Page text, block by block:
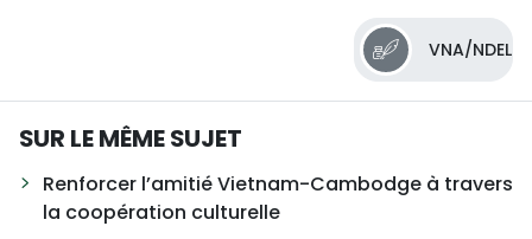
VNA/NDEL
SUR LE MÊME SUJET
Renforcer l’amitié Vietnam-Cambodge à travers
la coopération culturelle